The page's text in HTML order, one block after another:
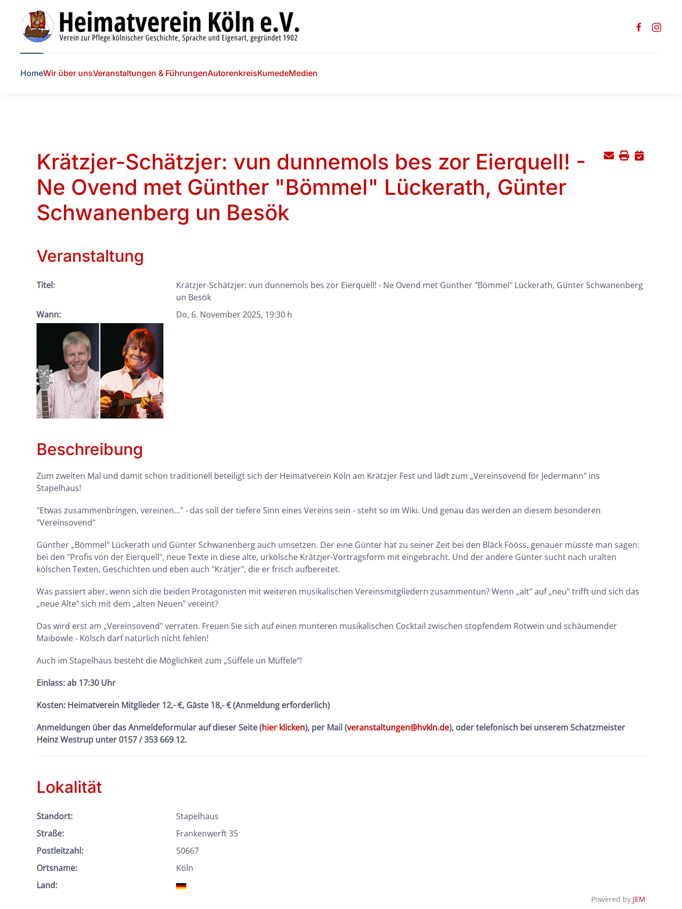
Skip to main content
HomeWir über unsVeranstaltungen & FührungenAutorenkreisKumedeMedien
Krätzjer-Schätzjer: vun dunnemols bes zor Eierquell! -
Ne Ovend met Günther "Bömmel" Lückerath, Günter
Schwanenberg un Besök
Veranstaltung
Titel:
Krätzjer-Schätzjer: vun dunnemols bes zor Eierquell! - Ne Ovend met Günther "Bömmel" Lückerath, Günter Schwanenberg
un Besök
Wann:
Do, 6. November 2025, 19:30 h
Beschreibung
Zum zweiten Mal und damit schon traditionell beteiligt sich der Heimatverein Köln am Krätzjer Fest und lädt zum „Vereinsovend för Jedermann" ins
Stapelhaus!
"Etwas zusammenbringen, vereinen..." - das soll der tiefere Sinn eines Vereins sein - steht so im Wiki. Und genau das werden an diesem besonderen
"Vereinsovend"
Günther „Bömmel" Lückerath und Günter Schwanenberg auch umsetzen. Der eine Günter hat zu seiner Zeit bei den Bläck Fööss, genauer müsste man sagen:
bei den "Profis von der Eierquell", neue Texte in diese alte, urkölsche Krätzjer-Vortragsform mit eingebracht. Und der andere Günter sucht nach uralten
kölschen Texten, Geschichten und eben auch "Krätjer", die er frisch aufbereitet.
Was passiert aber, wenn sich die beiden Protagonisten mit weiteren musikalischen Vereinsmitgliedern zusammentun? Wenn „alt" auf „neu" trifft und sich das
„neue Alte" sich mit dem „alten Neuen" vereint?
Das wird erst am „Vereinsovend" verraten. Freuen Sie sich auf einen munteren musikalischen Cocktail zwischen stopfendem Rotwein und schäumender
Maibowle - Kölsch darf natürlich nicht fehlen!
Auch im Stapelhaus besteht die Möglichkeit zum „Süffele un Müffele“!
Einlass: ab 17:30 Uhr
Kosten: Heimatverein Mitglieder 12,- €, Gäste 18,- € (Anmeldung erforderlich)
Anmeldungen über das Anmeldeformular auf dieser Seite (hier klicken), per Mail (veranstaltungen@hvkln.de), oder telefonisch bei unserem Schatzmeister
Heinz Westrup unter 0157 / 353 669 12.
Lokalität
Standort:
Stapelhaus
Straße:
Frankenwerft 35
Postleitzahl:
50667
Ortsname:
Köln
Land:
Powered by JEM